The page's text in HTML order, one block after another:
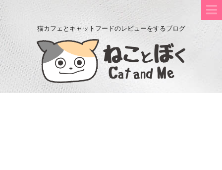
猫カフェとキャットフードのレビューをするブログ